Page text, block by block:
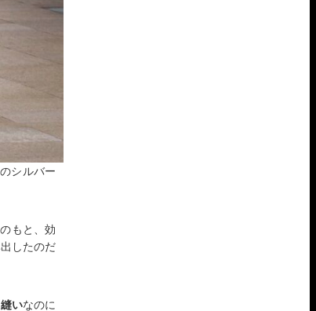
シルバー
もと、効
したのだ
いなのに